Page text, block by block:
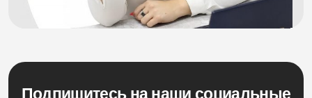
Подпишитесь на наши социальные